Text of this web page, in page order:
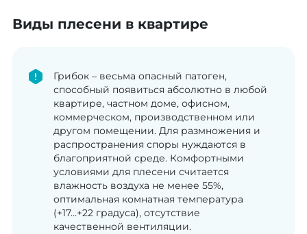
Виды плесени в квартире
Грибок – весьма опасный патоген,
способный появиться абсолютно в любой
квартире, частном доме, офисном,
коммерческом, производственном или
другом помещении. Для размножения и
распространения споры нуждаются в
благоприятной среде. Комфортными
условиями для плесени считается
влажность воздуха не менее 55%,
оптимальная комнатная температура
(+17…+22 градуса), отсутствие
качественной вентиляции.